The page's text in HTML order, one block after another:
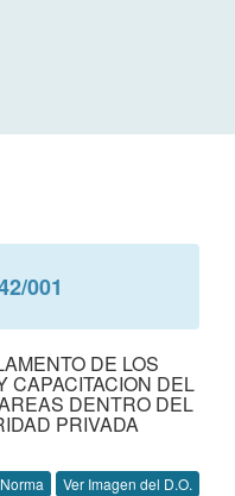
001
DE LOS
CAPACITACION DEL
DENTRO DEL
PRIVADA
Ver Imagen del D.O.